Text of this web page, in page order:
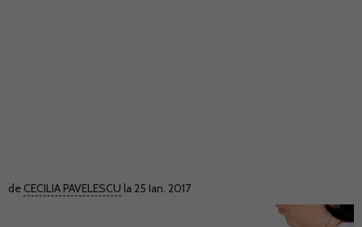
de CECILIA PAVELESCU la 25 Ian. 2017